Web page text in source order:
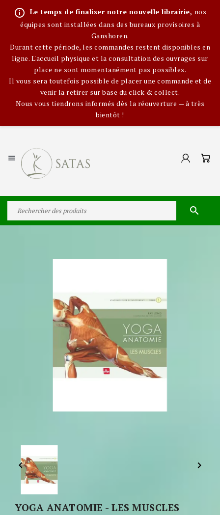
info_outline Le temps de finaliser notre nouvelle librairie, nos
équipes sont installées dans des bureaux provisoires à
Ganshoren.
Durant cette période, les commandes restent disponibles en
ligne. L'accueil physique et la consultation des ouvrages sur
place ne sont momentanément pas possibles.
Il vous sera toutefois possible de placer une commande et de
venir la retirer sur base du click & collect.
Nous vous tiendrons informés dès la réouverture — à très
bientôt !


 
YOGA ANATOMIE - LES MUSCLES